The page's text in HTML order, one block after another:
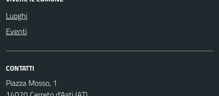
Luoghi
Eventi
CONTATTI
Piazza Mosso, 1